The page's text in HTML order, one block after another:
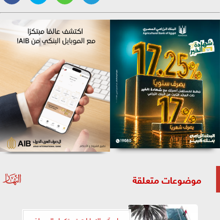
موضوعات متعلقة